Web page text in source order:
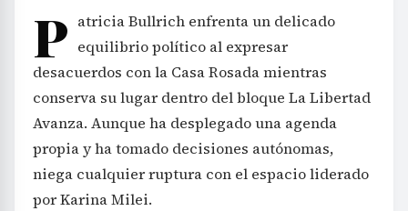
P atricia Bullrich enfrenta un delicado
equilibrio político al expresar
desacuerdos con la Casa Rosada mientras
conserva su lugar dentro del bloque La Libertad
Avanza. Aunque ha desplegado una agenda
propia y ha tomado decisiones autónomas,
niega cualquier ruptura con el espacio liderado
por Karina Milei.